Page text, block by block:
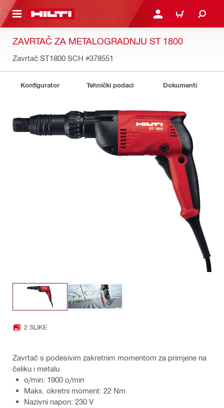
GLAVNI SADRŽAJ PRIJAVI SE ILI SE
KOŠARICA
ZAVRTAČ ZA METALOGRADNJU ST 1800
Zavrtač ST1800 SCH #378551
Konfigurator Tehnički podaci Dokumenti
2 SLIKE
Zavrtač s podesivim zakretnim momentom za primjene na
čeliku i metalu
o/min: 1900 o/min
Maks. okretni moment: 22 Nm
Nazivni napon: 230 V